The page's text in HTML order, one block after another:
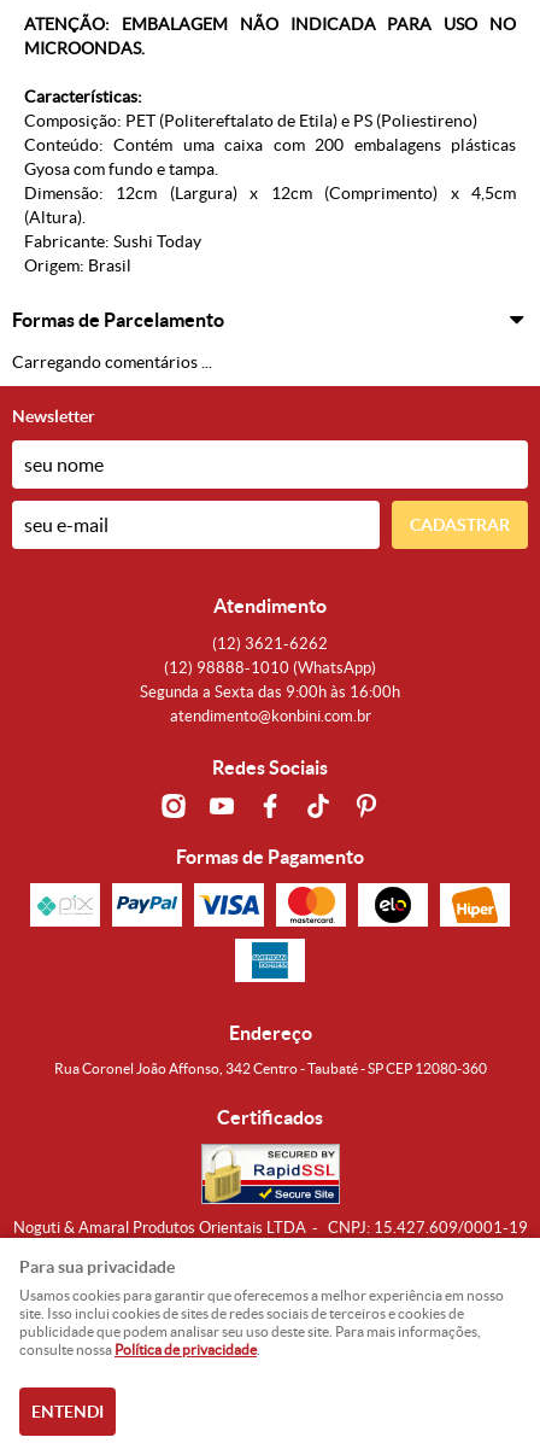
ATENÇÃO: EMBALAGEM NÃO INDICADA PARA USO NO
MICROONDAS.
Características:
Composição: PET (Politereftalato de Etila) e PS (Poliestireno)
Conteúdo: Contém uma caixa com 200 embalagens plásticas
Gyosa com fundo e tampa.
Dimensão: 12cm (Largura) x 12cm (Comprimento) x 4,5cm
(Altura).
Fabricante: Sushi Today
Origem: Brasil
Formas de Parcelamento
Carregando comentários ...
Newsletter
CADASTRAR
Atendimento
(12) 3621-6262
(12) 98888-1010 (WhatsApp)
Segunda a Sexta das 9:00h às 16:00h
atendimento@konbini.com.br
Redes Sociais
Formas de Pagamento
Endereço
Rua Coronel João Affonso, 342 Centro - Taubaté - SP CEP 12080-360
Certificados
Noguti & Amaral Produtos Orientais LTDA CNPJ: 15.427.609/0001-19
Para sua privacidade
Usamos cookies para garantir que oferecemos a melhor experiência em nosso
site. Isso inclui cookies de sites de redes sociais de terceiros e cookies de
publicidade que podem analisar seu uso deste site. Para mais informações,
consulte nossa Política de privacidade.
ENTENDI